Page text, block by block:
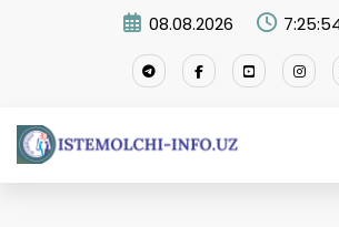
08.08.2026